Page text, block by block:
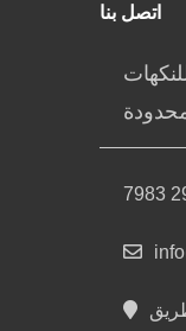
اتصل بنا
ج، رقم 16، الطريق